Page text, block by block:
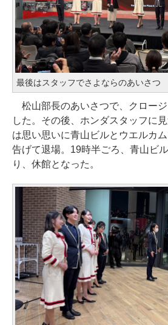
最後はスタッフでさよならのあいさつ
松山部長のあいさつで、クロー
した。その後、ホンダスタッフに
は思い思いに青山ビルとウエルカ
告げて退場。19時半ごろ、青山ビ
り、休館となった。